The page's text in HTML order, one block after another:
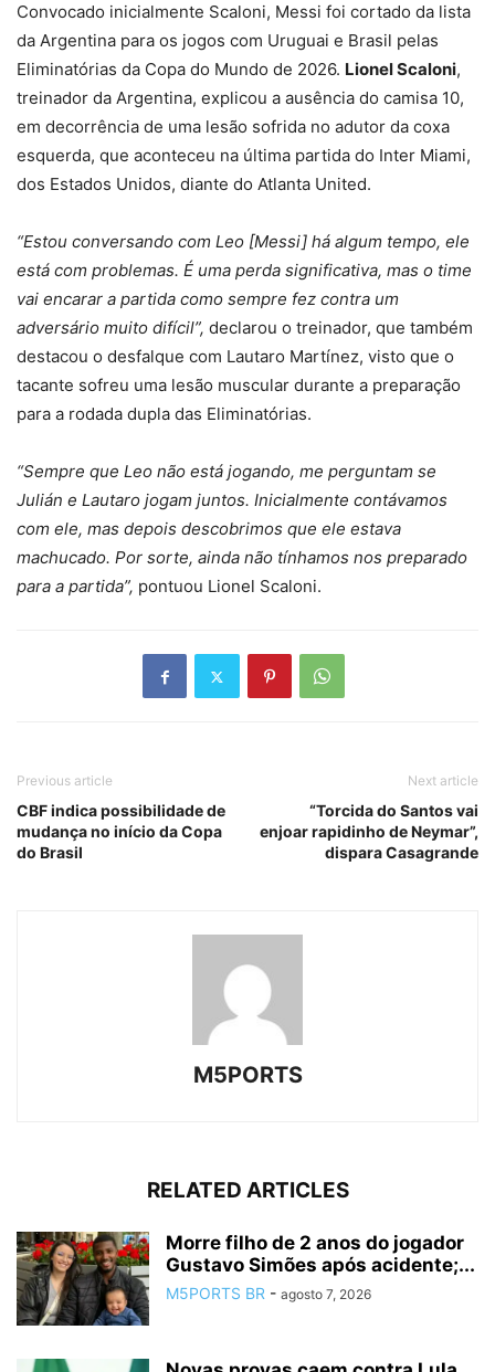
Convocado inicialmente Scaloni, Messi foi cortado da lista
da Argentina para os jogos com Uruguai e Brasil pelas
Eliminatórias da Copa do Mundo de 2026. Lionel Scaloni,
treinador da Argentina, explicou a ausência do camisa 10,
em decorrência de uma lesão sofrida no adutor da coxa
esquerda, que aconteceu na última partida do Inter Miami,
dos Estados Unidos, diante do Atlanta United.
“Estou conversando com Leo [Messi] há algum tempo, ele
está com problemas. É uma perda significativa, mas o time
vai encarar a partida como sempre fez contra um
adversário muito difícil”, declarou o treinador, que também
destacou o desfalque com Lautaro Martínez, visto que o
tacante sofreu uma lesão muscular durante a preparação
para a rodada dupla das Eliminatórias.
“Sempre que Leo não está jogando, me perguntam se
Julián e Lautaro jogam juntos. Inicialmente contávamos
com ele, mas depois descobrimos que ele estava
machucado. Por sorte, ainda não tínhamos nos preparado
para a partida”, pontuou Lionel Scaloni.
Previous article
CBF indica possibilidade de
mudança no início da Copa
do Brasil
Next article
“Torcida do Santos vai
enjoar rapidinho de Neymar”,
dispara Casagrande
M5PORTS
RELATED ARTICLES
Morre filho de 2 anos do jogador
Gustavo Simões após acidente;...
M5PORTS BR - agosto 7, 2026